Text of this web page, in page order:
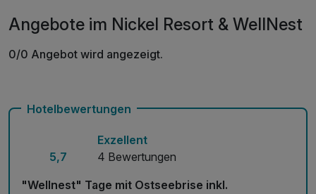
Angebote im Nickel Resort & WellNest
0/0 Angebot wird angezeigt.
Hotelbewertungen
5,7
Exzellent
4 Bewertungen
"Wellnest" Tage mit Ostseebrise inkl.